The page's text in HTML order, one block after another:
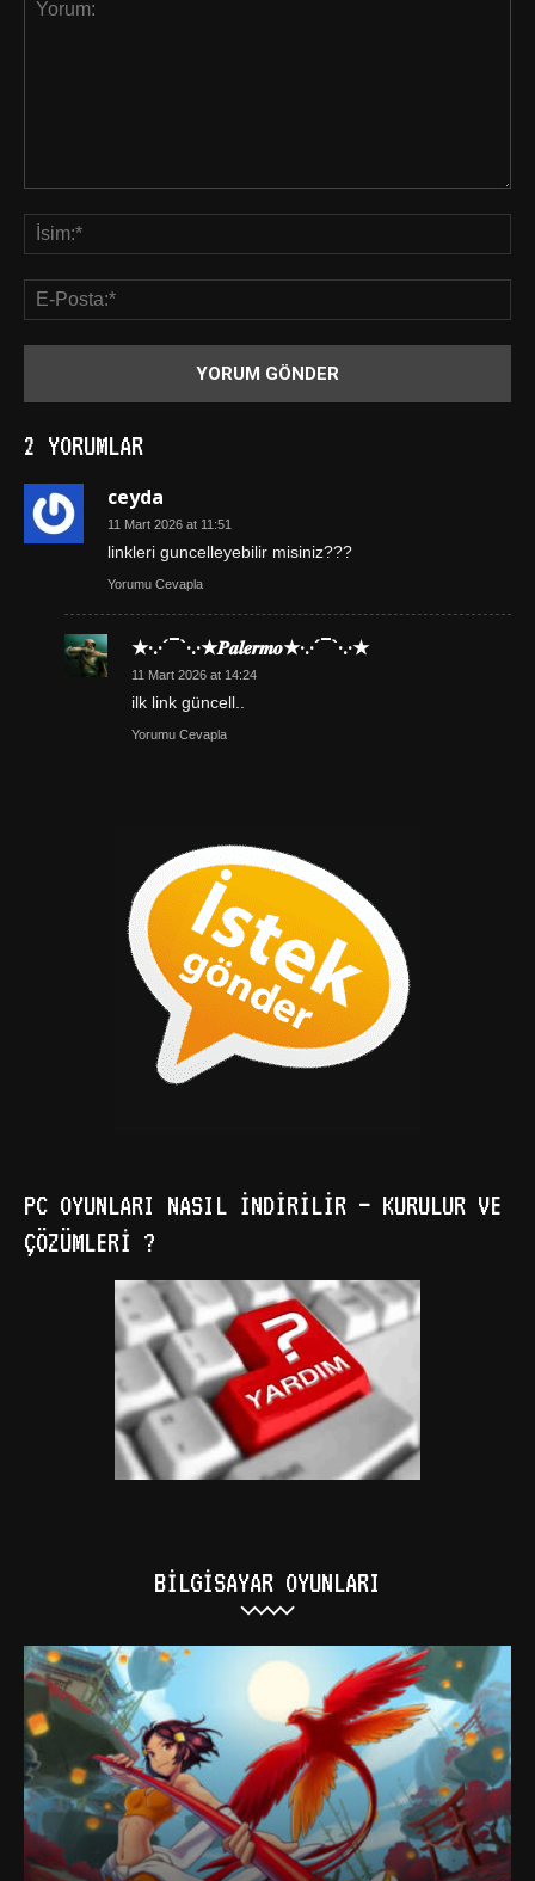
2 YORUMLAR
ceyda
11 Mart 2026 at 11:51
linkleri guncelleyebilir misiniz???
Yorumu Cevapla
★·.·´¯`·.·★𝑷𝒂𝒍𝒆𝒓𝒎𝒐★·.·´¯`·.·★
11 Mart 2026 at 14:24
ilk link güncell..
Yorumu Cevapla
PC OYUNLARI NASIL İNDIRILIR – KURULUR VE
ÇÖZÜMLERI ?
BILGISAYAR OYUNLARI